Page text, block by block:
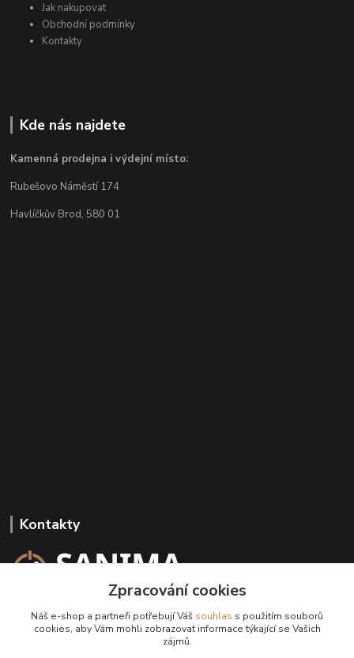
Jak nakupovat
Obchodní podmínky
Kontakty
Kde nás najdete
Kamenná prodejna i výdejní místo:
Rubešovo Náměstí 174
Havlíčkův Brod, 580 01
Kontakty
+420 602 647 136
(Po-Pá, 9-18 hod.)
Zpracování cookies
Náš e-shop a partneři potřebují Váš souhlas s použitím souborů
cookies, aby Vám mohli zobrazovat informace týkající se Vašich
zájmů.